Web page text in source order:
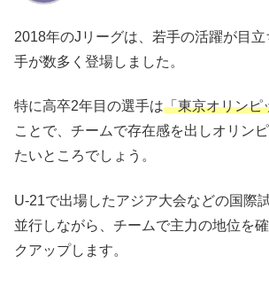
2018年のJリーグは、若手の活躍が目
手が数多く登場しました。
特に高卒2年目の選手は「東京オリンピ
ことで、チームで存在感を出しオリン
たいところでしょう。
U-21で出場したアジア大会などの国際
並行しながら、チームで主力の地位を
クアップします。